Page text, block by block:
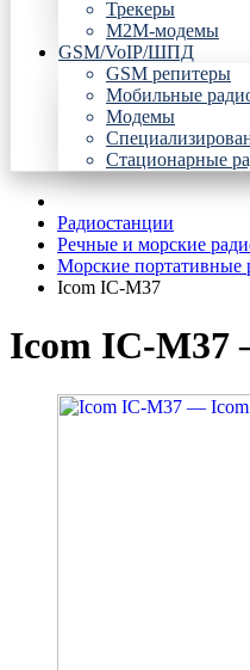
Трекеры
М2М-модемы
GSM/VoIP/ШПД
GSM репитеры
Мобильные
Модемы
Стационарные
Радиостанции
Речные и морские
Морские портативные
Icom IC-M37
Icom IC-M37